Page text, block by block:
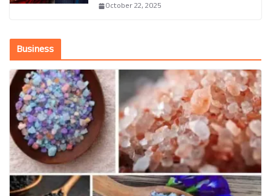
October 22, 2025
Business